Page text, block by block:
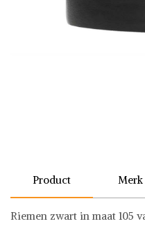
Product Merk
Riemen zwart in maat 105